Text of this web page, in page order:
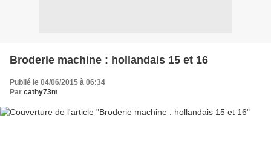
Broderie machine : hollandais 15 et 16
Publié le 04/06/2015 à 06:34
Par cathy73m